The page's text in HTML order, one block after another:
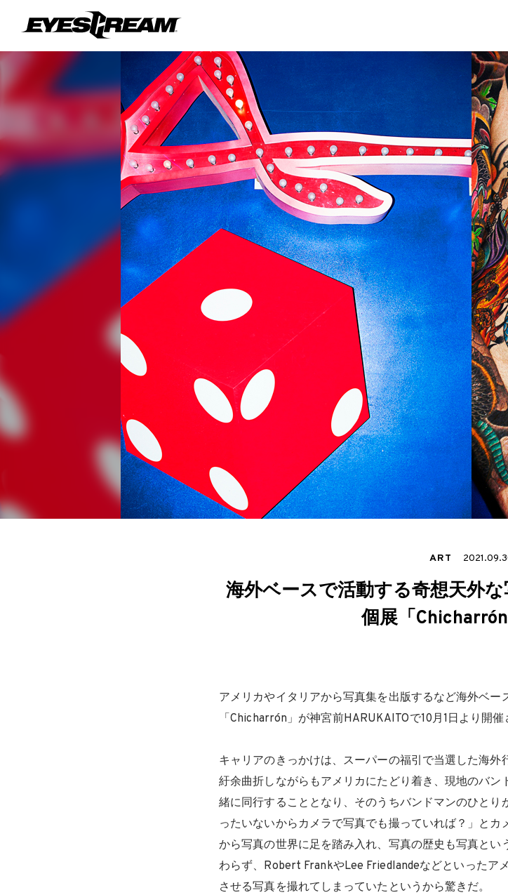
ART
海外ベースで活動する奇想天外
個展「
アメリカやイタリアから写真集を出版するなど海外ベー
「Chicharrón」が神宮前HARUKAITOで10月1日より開催
キャリアのきっかけは、スーパーの福引で当選した海
紆余曲折しながらもアメリカにたどり着き、現地のバ
緒に同行することとなり、そのうちバンドマンのひとり
ったいないからカメラで写真でも撮っていれば？」と
から写真の世界に足を踏み入れ、写真の歴史も写真と
わらず、Robert FrankやLee Friedlandeなどといったア
させる写真を撮れてしまっていたというから驚きだ。